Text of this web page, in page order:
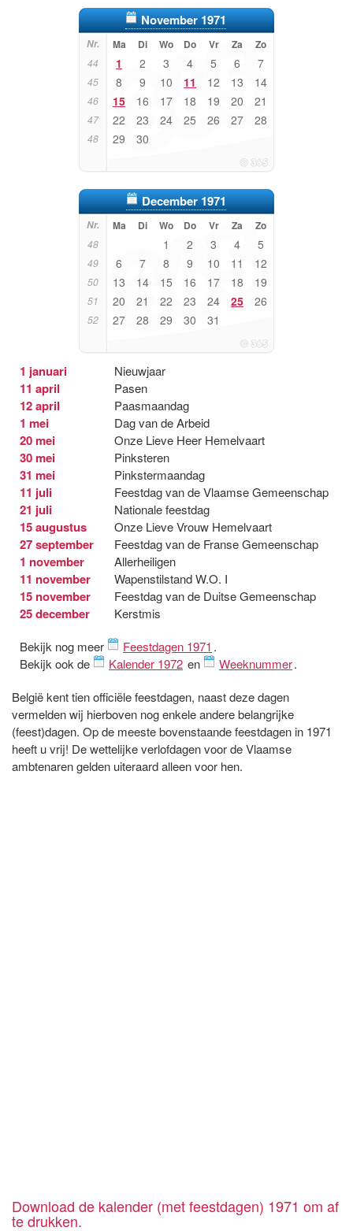
November 1971
Nr. Ma Di Wo Do Vr Za Zo
44 1 2 3 4 5 6 7
45 8 9 10 11 12 13 14
46 15 16 17 18 19 20 21
47 22 23 24 25 26 27 28
48 29 30
December 1971
Nr. Ma Di Wo Do Vr Za Zo
48 1 2 3 4 5
49 6 7 8 9 10 11 12
50 13 14 15 16 17 18 19
51 20 21 22 23 24 25 26
52 27 28 29 30 31
1 januari Nieuwjaar
11 april Pasen
12 april Paasmaandag
1 mei Dag van de Arbeid
20 mei Onze Lieve Heer Hemelvaart
30 mei Pinksteren
31 mei Pinkstermaandag
11 juli Feestdag van de Vlaamse Gemeenschap
21 juli Nationale feestdag
15 augustus Onze Lieve Vrouw Hemelvaart
27 september Feestdag van de Franse Gemeenschap
1 november Allerheiligen
11 november Wapenstilstand W.O. I
15 november Feestdag van de Duitse Gemeenschap
25 december
Kerstmis
Bekijk nog meer
Feestdagen 1971 .
Bekijk ook de
Kalender 1972 en Weeknummer.
België kent tien officiële feestdagen, naast deze dagen
vermelden wij hierboven nog enkele andere belangrijke
(feest)dagen. Op de meeste bovenstaande feestdagen in 1971
heeft u vrij! De wettelijke verlofdagen voor de Vlaamse
ambtenaren gelden uiteraard alleen voor hen.
Download de kalender (met feestdagen) 1971 om af
te drukken.